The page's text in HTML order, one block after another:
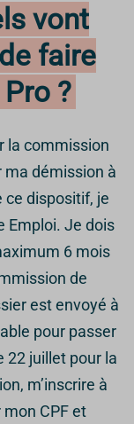
vont
faire
?
la commission
ma démission à
ce dispositif, je
Emploi. Je dois
6 mois
de
est envoyé à
pour passer
juillet pour la
m’inscrire à
CPF et